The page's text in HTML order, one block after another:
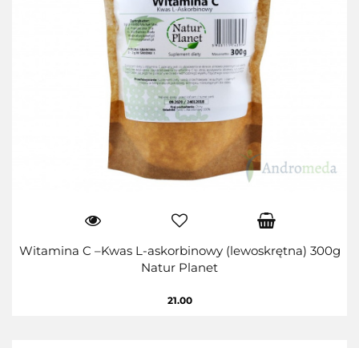
Witamina C –Kwas L-askorbinowy (lewoskrętna) 300g
Natur Planet
21.00